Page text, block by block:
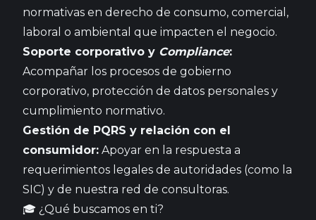
normativas en derecho de consumo, comercial,
laboral o ambiental que impacten el negocio.
Soporte corporativo y Compliance:
Acompañar los procesos de gobierno
corporativo, protección de datos personales y
cumplimiento normativo.
Gestión de PQRS y relación con el
consumidor: Apoyar en la respuesta a
requerimientos legales de autoridades (como la
SIC) y de nuestra red de consultoras.
🎓 ¿Qué buscamos en ti?